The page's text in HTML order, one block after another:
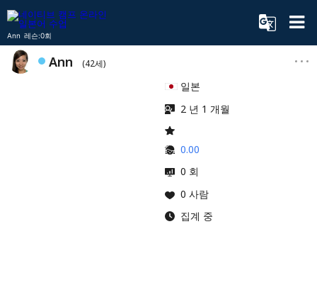
Ann 레슨:0회
Ann (42세)
일본
2 년 1 개월
0.00
0 회
0 사람
집계 중